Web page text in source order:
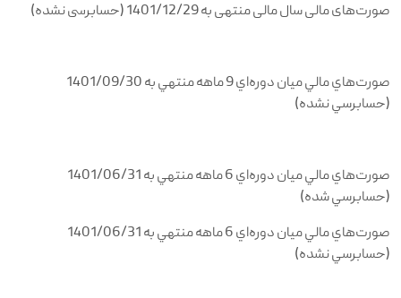
صورت‌های مالی سال مالی منتهی به 1401/12/29 (حسابرسی نشده)
صورت‌هاي مالي ميان دوره‌اي 9 ماهه منتهي به 1401/09/30
(حسابرسي نشده)
صورت‌هاي مالي ميان دوره‌اي 6 ماهه منتهي به 1401/06/31
(حسابرسي شده)
صورت‌هاي مالي ميان دوره‌اي 6 ماهه منتهي به 1401/06/31
(حسابرسي نشده)